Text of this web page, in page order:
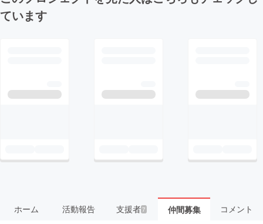
ています
ホーム 活動報告 支援者7 仲間募集 コメント